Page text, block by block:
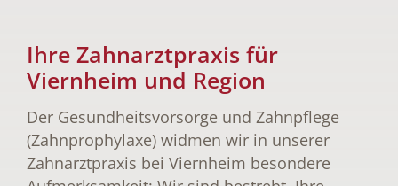
Ihre Zahnarztpraxis für
Viernheim und Region
Der Gesundheitsvorsorge und Zahnpflege
(Zahnprophylaxe) widmen wir in unserer
Zahnarztpraxis bei Viernheim besondere